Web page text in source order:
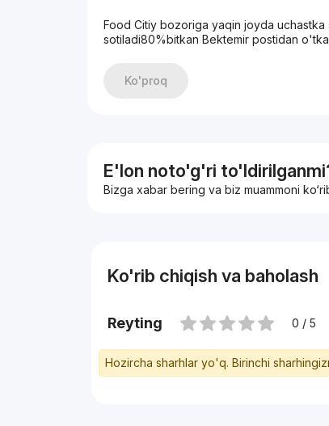
Food Citiy bozoriga yaqin joyda
sotiladi80%bitkan Bektemir postidan
Ko'proq
E'lon noto'g'ri
Bizga xabar bering va biz muammoni
Ko'rib chiqish va baholash
Reyting 0 / 5
Hozircha sharhlar yo'q. Birinchi